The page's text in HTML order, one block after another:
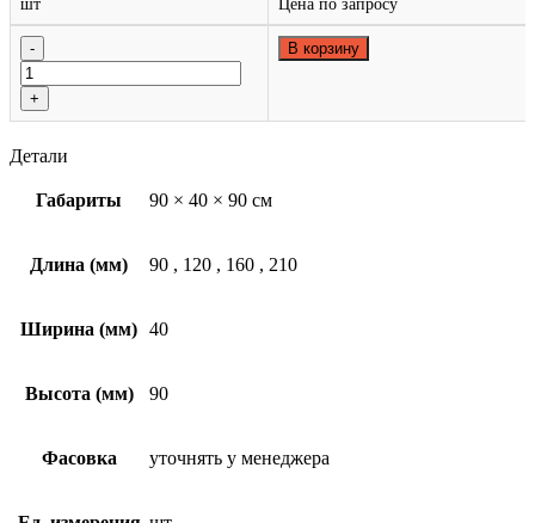
шт Цена по запросу
В корзину
Детали
Габариты 90 × 40 × 90 см
Длина (мм) 90 , 120 , 160 , 210
Ширина (мм) 40
Высота (мм) 90
Фасовка уточнять у менеджера